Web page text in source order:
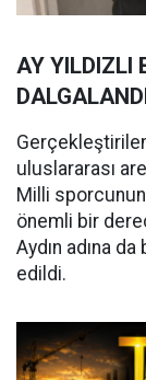
AY YILDIZLI
uluslararası
Milli
önemli bir
Aydın adına
edildi.